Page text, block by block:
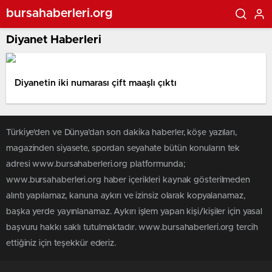
bursahaberleri.org
Diyanet Haberleri
Diyanetin iki numarası çift maaşlı çıktı
Türkiye'den ve Dünya’dan son dakika haberler, köşe yazıları,
magazinden siyasete, spordan seyahate bütün konuların tek
adresi www.bursahaberleri.org platformunda;
www.bursahaberleri.org haber içerikleri kaynak gösterilmeden
alıntı yapılamaz, kanuna aykırı ve izinsiz olarak kopyalanamaz,
başka yerde yayınlanamaz. Aykırı işlem yapan kişi/kişiler için yasal
başvuru hakkı saklı tutulmaktadır. www.bursahaberleri.org tercih
ettiğiniz için teşekkür ederiz.